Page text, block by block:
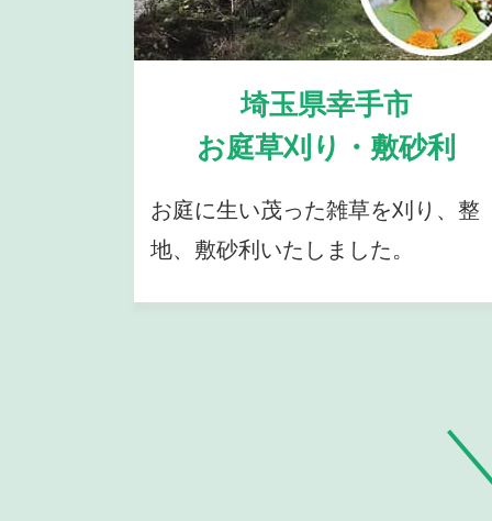
埼玉県幸手市
お庭草刈り・敷砂利
お庭に生い茂った雑草を刈り、整
地、敷砂利いたしました。